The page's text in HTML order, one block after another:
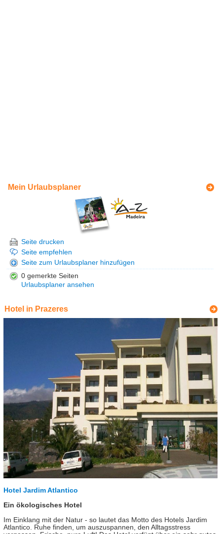
Mein Urlaubsplaner
Seite drucken
Seite empfehlen
Seite zum Urlaubsplaner hinzufügen
0 gemerkte Seiten
Urlaubsplaner ansehen
Hotel in Prazeres
Hotel Jardim Atlantico
Ein ökologisches Hotel
Im Einklang mit der Natur - so lautet das Motto des Hotels Jardim
Atlantico. Ruhe finden, um auszuspannen, den Alltagsstress